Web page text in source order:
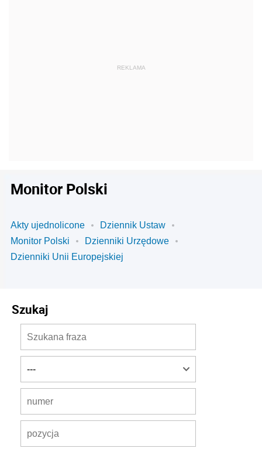
Monitor Polski
Akty ujednolicone
Dziennik Ustaw
Monitor Polski
Dzienniki Urzędowe
Dzienniki Unii Europejskiej
Szukaj